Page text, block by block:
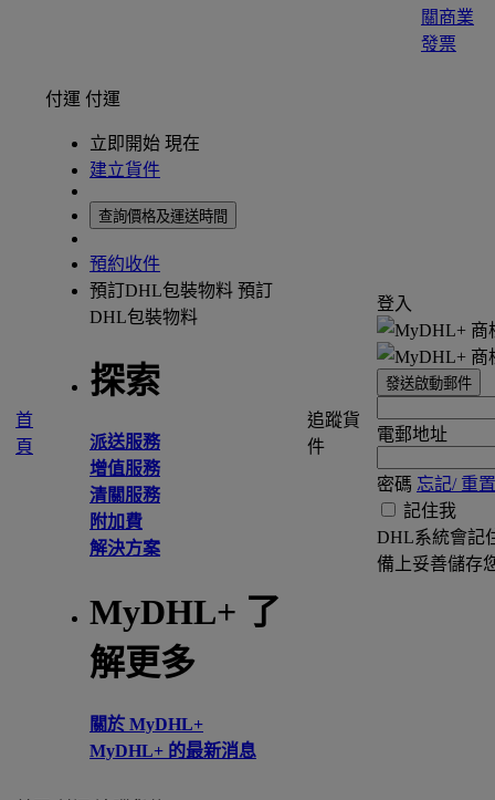
關商業
發票
首
頁
付運 付運
立即開始 現在
建立貨件
查詢價格及運送時間
預約收件
預訂DHL包裝物料 預訂
DHL包裝物料
探索
派送服務
增值服務
清關服務
附加費
解決方案
MyDHL+ 了
解更多
關於 MyDHL+
MyDHL+ 的最新消息
追蹤貨
件
登入
發送啟動郵件
電郵地址
密碼 忘記/ 重
記住我
DHL系統會記
備上妥善儲存